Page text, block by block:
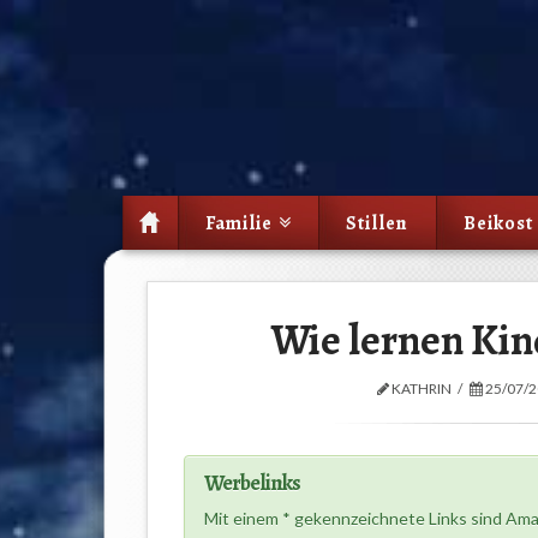
Familie Stillen Beikost
Wie lernen
KATHRIN 25/07/
Werbelinks
Mit einem * gekennzeichnete Links sind